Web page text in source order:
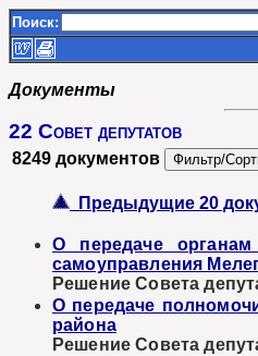
Поиск:
Документы
22 Совет депутатов
8249 документов
Предыдущие 20
О передаче органам
самоуправления
Решение Совета
О передаче
района
Решение Совета